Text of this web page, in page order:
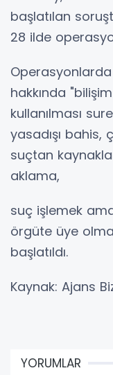
başlatılan
28 ilde
hakkında
kullanılması
yasadışı
suçtan
aklama,
suç işlemek
örgüte üye
başlatıldı.
Kaynak: Ajans
YORUMLAR